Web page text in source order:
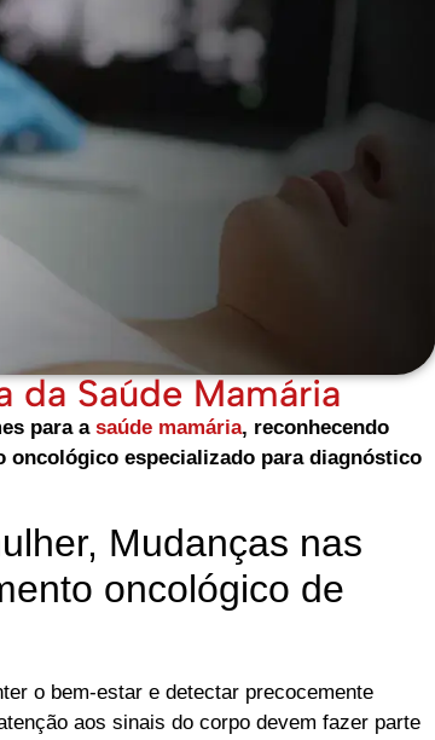
da Saúde Mamária
para a saúde mamária, reconhecendo
oncológico especializado para diagnóstico
Mudanças nas
oncológico de
o bem-estar e detectar precocemente
aos sinais do corpo devem fazer parte